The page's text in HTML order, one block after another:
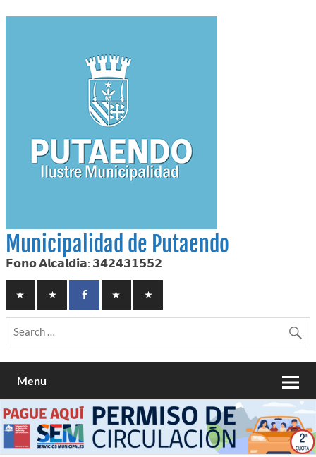
to
Municipalidad de Putaendo
𝗙𝗼𝗻𝗼 𝗔𝗹𝗰𝗮𝗹𝗱𝗶́𝗮: 𝟯𝟰𝟮𝟰𝟯𝟭𝟱𝟱𝟮
Menu